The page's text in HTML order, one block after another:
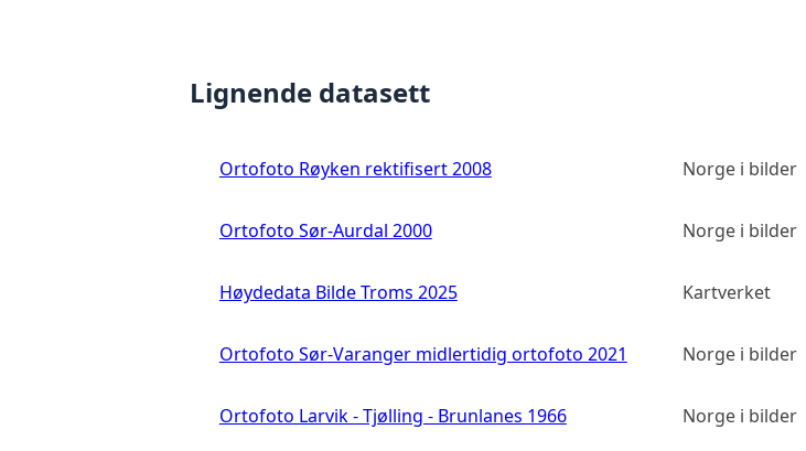
Lignende datasett
Ortofoto Røyken rektifisert 2008 Norge i bilder
Ortofoto Sør-Aurdal 2000 Norge i bilder
Høydedata Bilde Troms 2025 Kartverket
Ortofoto Sør-Varanger midlertidig ortofoto 2021 Norge i bilder
Ortofoto Larvik - Tjølling - Brunlanes 1966 Norge i bilder